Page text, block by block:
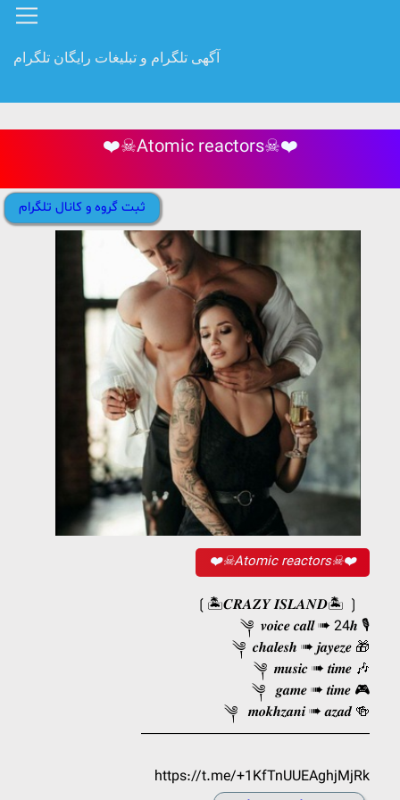
آگهی تلگرام و تبلیغات رایگان تلگرام
❤️☠Atomic reactors☠❤️
ثبت گروه و کانال تلگرام
❤️☠Atomic reactors☠❤️
❲🏝️𝑪𝑹𝑨𝒁𝒀 𝑰𝑺𝑳𝑨𝑵𝑫🏝️ ❳
༆ 𝒗𝒐𝒊𝒄𝒆 𝒄𝒂𝒍𝒍 ➠ 24𝒉 🎙
༆ 𝒄𝒉𝒂𝒍𝒆𝒔𝒉 ➠ 𝒋𝒂𝒚𝒆𝒛𝒆 🎁
༆ 𝒎𝒖𝒔𝒊𝒄 ➠ 𝒕𝒊𝒎𝒆 🎶
༆ 𝒈𝒂𝒎𝒆 ➠ 𝒕𝒊𝒎𝒆 🎮
༆ 𝒎𝒐𝒌𝒉𝒛𝒂𝒏𝒊 ➠ 𝒂𝒛𝒂𝒅 🍻
————————————————
https://t.me/+1KfTnUUEAghjMjRk